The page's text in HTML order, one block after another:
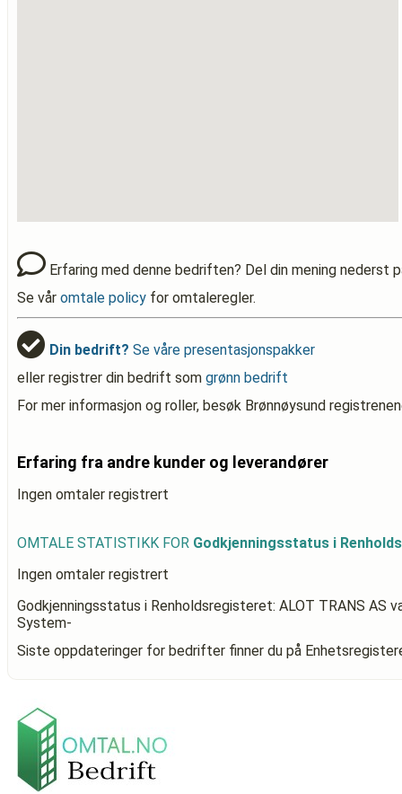
Erfaring med denne bedriften? Del din mening nederst
Se vår omtale policy for omtaleregler.
Din bedrift? Se våre presentasjonspakker
eller registrer din bedrift som grønn bedrift
For mer informasjon og roller, besøk Brønnøysund
Erfaring fra andre kunder og leverandører
Ingen omtaler registrert
OMTALE STATISTIKK FOR Godkjenningsstatus i
Ingen omtaler registrert
Godkjenningsstatus i Renholdsregisteret: ALOT TRANS AS
System-
Siste oppdateringer for bedrifter finner du på